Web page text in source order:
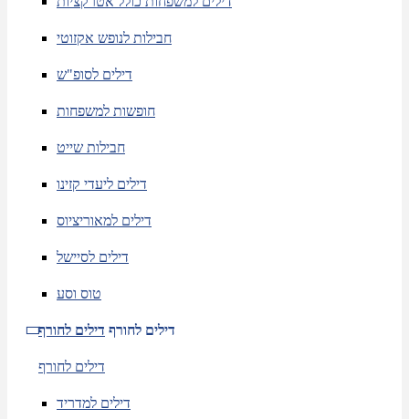
חבילות לנופש אקזוטי
דילים לסופ"ש
חופשות למשפחות
חבילות שייט
דילים ליעדי קזינו
דילים למאוריציוס
דילים לסיישל
טוס וסע
דילים לחורף דילים לחורף
דילים לחורף
דילים למדריד